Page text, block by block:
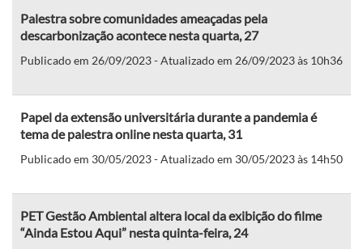
Palestra sobre comunidades ameaçadas pela
descarbonização acontece nesta quarta, 27
Publicado em 26/09/2023 - Atualizado em 26/09/2023 às 10h36
Papel da extensão universitária durante a pandemia é
tema de palestra online nesta quarta, 31
Publicado em 30/05/2023 - Atualizado em 30/05/2023 às 14h50
PET Gestão Ambiental altera local da exibição do filme
“Ainda Estou Aqui” nesta quinta-feira, 24